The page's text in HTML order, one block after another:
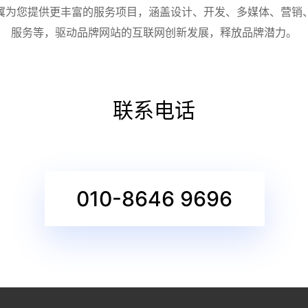
为您提供更丰富的服务项目，涵盖设计、开发、多媒体、营销
服务等，驱动品牌网站的互联网创新发展，释放品牌潜力。
联系电话
010-8646 9696